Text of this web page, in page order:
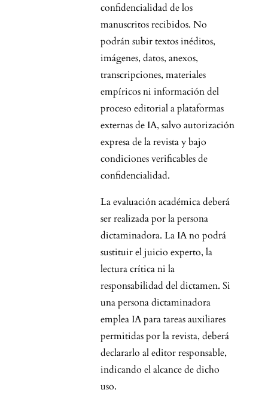
confidencialidad de los
manuscritos recibidos. No
podrán subir textos inéditos,
imágenes, datos, anexos,
transcripciones, materiales
empíricos ni información del
proceso editorial a plataformas
externas de IA, salvo autorización
expresa de la revista y bajo
condiciones verificables de
confidencialidad.
La evaluación académica deberá
ser realizada por la persona
dictaminadora. La IA no podrá
sustituir el juicio experto, la
lectura crítica ni la
responsabilidad del dictamen. Si
una persona dictaminadora
emplea IA para tareas auxiliares
permitidas por la revista, deberá
declararlo al editor responsable,
indicando el alcance de dicho
uso.